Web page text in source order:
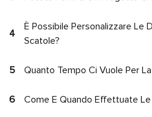
4
È Possibile Personalizzare Le
Scatole?
5 Quanto Tempo Ci Vuole Per
6 Come E Quando Effettuate Le